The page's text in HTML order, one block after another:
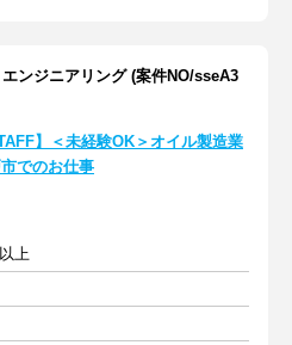
ンジニアリング (案件NO/sseA3
】＜未経験OK＞オイル製造業
でのお仕事
上